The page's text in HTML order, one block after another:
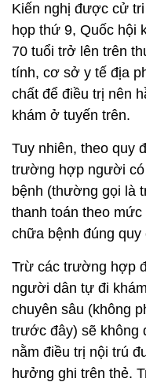
Kiến nghị được cử
họp thứ 9, Quốc hội
70 tuổi trở lên trên
tính, cơ sở y tế địa
chất để điều trị nên
khám ở tuyến trên.
Tuy nhiên, theo quy
trường hợp người
bệnh (thường gọi là
thanh toán theo
chữa bệnh đúng quy
Trừ các trường hợp
người dân tự đi
chuyên sâu (không
trước đây) sẽ không
nằm điều trị nội trú
hưởng ghi trên thẻ.